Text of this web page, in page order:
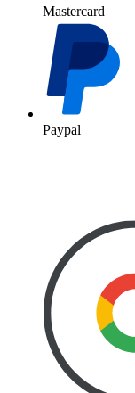
Mastercard
Paypal